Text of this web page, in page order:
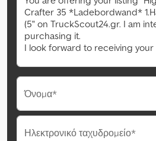
Όνομα*
Ηλεκτρονικό ταχυδρομείο*